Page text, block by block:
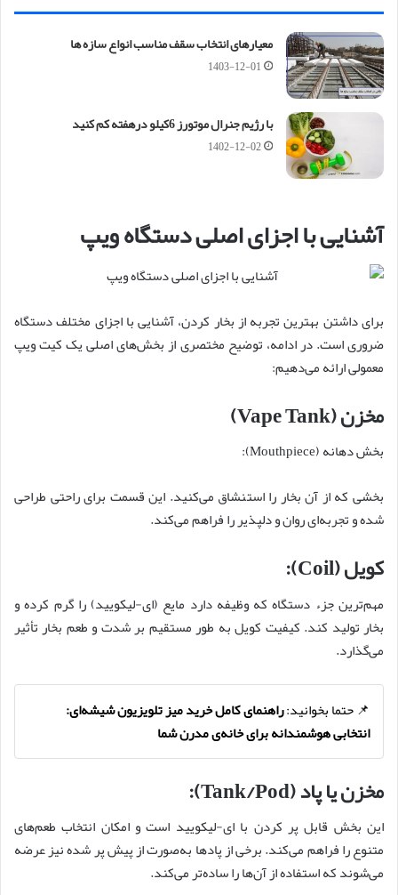
معیارهای انتخاب سقف مناسب انواع سازه ها
1403-12-01
با رژیم جنرال موتورز 6کیلو درهفته کم کنید
1402-12-02
آشنایی با اجزای اصلی دستگاه ویپ
برای داشتن بهترین تجربه از بخار کردن، آشنایی با اجزای مختلف دستگاه
ضروری است. در ادامه، توضیح مختصری از بخش‌های اصلی یک کیت ویپ
معمولی ارائه می‌دهیم:
مخزن (Vape Tank)
بخش دهانه (Mouthpiece):
بخشی که از آن بخار را استنشاق می‌کنید. این قسمت برای راحتی طراحی
شده و تجربه‌ای روان و دلپذیر را فراهم می‌کند.
کویل (Coil):
مهم‌ترین جزء دستگاه که وظیفه دارد مایع (ای‌-لیکویید) را گرم کرده و
بخار تولید کند. کیفیت کویل به طور مستقیم بر شدت و طعم بخار تأثیر
می‌گذارد.
📌 حتما بخوانید:راهنمای کامل خرید میز تلویزیون شیشه‌ای:
انتخابی هوشمندانه برای خانه‌ی مدرن شما
مخزن یا پاد (Tank/Pod):
این بخش قابل پر کردن با ای‌-لیکویید است و امکان انتخاب طعم‌های
متنوع را فراهم می‌کند. برخی از پادها به‌صورت از پیش پر شده نیز عرضه
می‌شوند که استفاده از آن‌ها را ساده‌تر می‌کند.